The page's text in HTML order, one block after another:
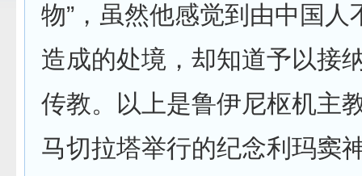
物”，虽然他感觉到由中国人
造成的处境，却知道予以接
传教。以上是鲁伊尼枢机主
马切拉塔举行的纪念利玛窦